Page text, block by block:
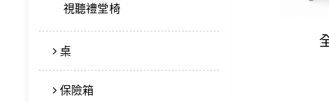
視聽禮堂椅
桌
保險箱